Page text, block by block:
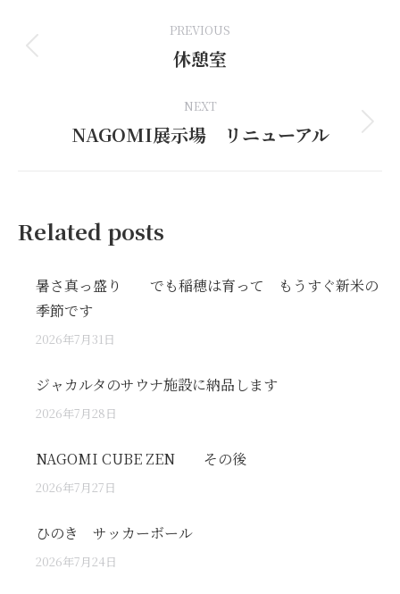
navigation
PREVIOUS
Previous
休憩室
NEXT
Next
NAGOMI展示場 リニューアル
Related posts
暑さ真っ盛り でも稲穂は育って もうすぐ新米の
季節です
2026年7月31日
ジャカルタのサウナ施設に納品します
2026年7月28日
NAGOMI CUBE ZEN その後
2026年7月27日
ひのき サッカーボール
2026年7月24日